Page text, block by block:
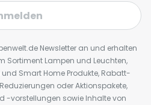
Newsletter an und erhalten
Sortiment Lampen und Leuchten,
Smart Home Produkte, Rabatt-
oder Aktionspakete,
-vorstellungen sowie Inhalte von